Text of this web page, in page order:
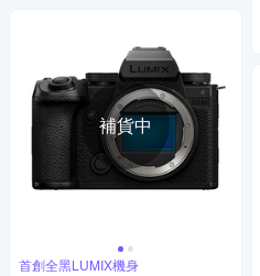
補貨中
首創全黑LUMIX機身